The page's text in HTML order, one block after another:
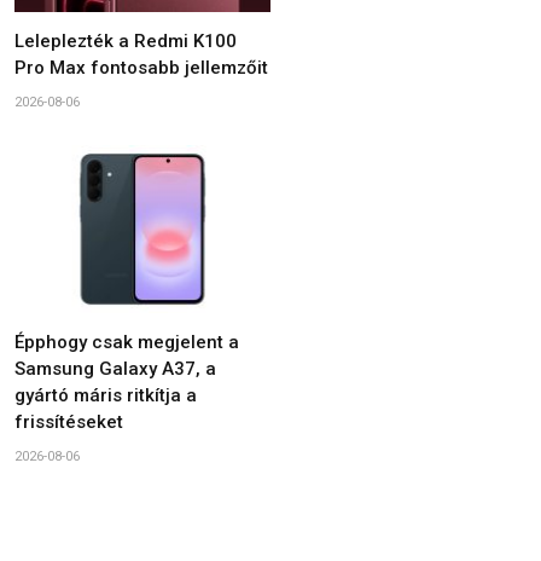
Leleplezték a Redmi K100
Pro Max fontosabb jellemzőit
2026-08-06
Épphogy csak megjelent a
Samsung Galaxy A37, a
gyártó máris ritkítja a
frissítéseket
2026-08-06